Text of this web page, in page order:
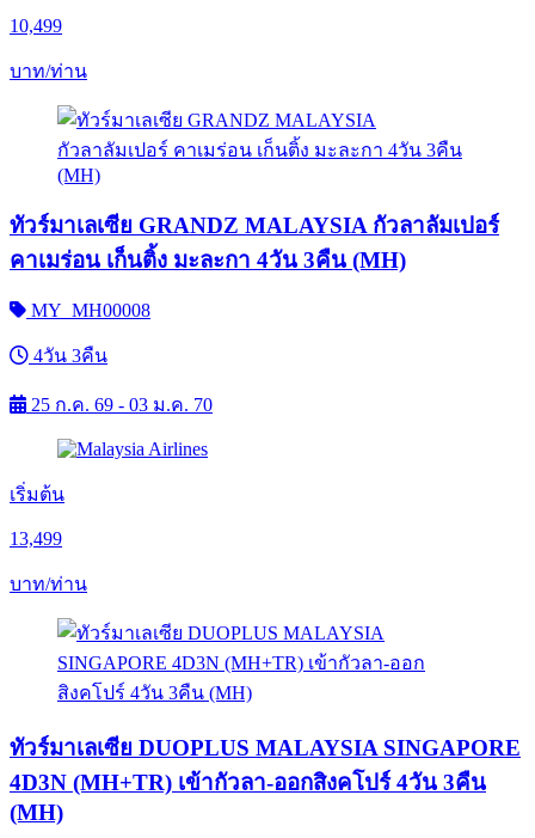
10,499
บาท/ท่าน
ทัวร์มาเลเซีย GRANDZ MALAYSIA กัวลาลัมเปอร์
คาเมร่อน เก็นติ้ง มะละกา 4วัน 3คืน (MH)
MY_MH00008
4วัน 3คืน
25 ก.ค. 69 - 03 ม.ค. 70
เริ่มต้น
13,499
บาท/ท่าน
ทัวร์มาเลเซีย DUOPLUS MALAYSIA SINGAPORE
4D3N (MH+TR) เข้ากัวลา-ออกสิงคโปร์ 4วัน 3คืน
(MH)